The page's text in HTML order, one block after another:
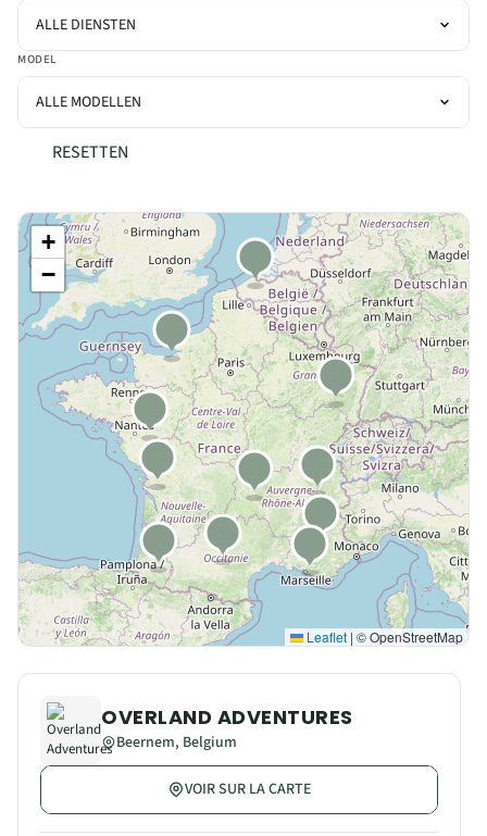
ALLE DIENSTEN
MODEL
ALLE MODELLEN
RESETTEN
OVERLAND ADVENTURES
Beernem, Belgium
VOIR SUR LA CARTE